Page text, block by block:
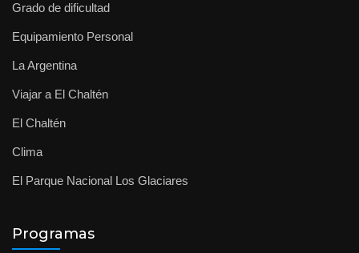
Grado de dificultad
Equipamiento Personal
La Argentina
Viajar a El Chaltén
El Chaltén
Clima
El Parque Nacional Los Glaciares
Programas